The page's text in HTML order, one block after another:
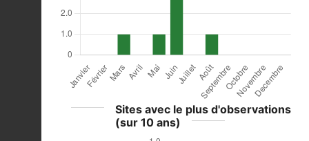
Sites avec le plus d'observations
(sur 10 ans)